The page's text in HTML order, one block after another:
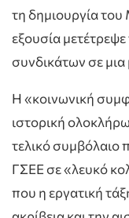
τη δημιουργία
εξουσία
συνδικάτων σε
Η «κοινωνική
ιστορική
τελικό συμβόλαιο
ΓΣΕΕ σε «λευκό
που η εργατική